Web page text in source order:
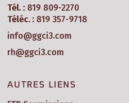
Tél. : 819 809-2270
Téléc. : 819 357-9718
info@ggci3.com
rh@ggci3.com
AUTRES LIENS